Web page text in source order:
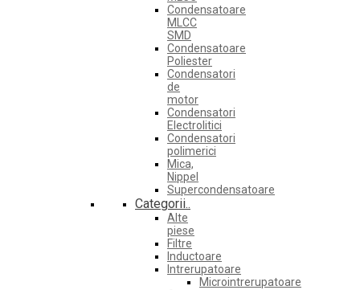
Condensatoare
MLCC
SMD
Condensatoare
Poliester
Condensatori
de
motor
Condensatori
Electrolitici
Condensatori
polimerici
Mica,
Nippel
Supercondensatoare
Categorii..
Alte
piese
Filtre
Inductoare
Intrerupatoare
Microintrerupatoare